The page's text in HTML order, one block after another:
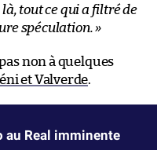
tout ce qui a filtré de
spéculation. »
non à quelques
et Valverde.
au Real imminente